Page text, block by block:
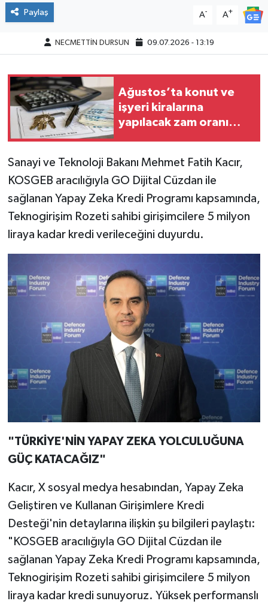
Paylaş A- A+
NECMETTİN DURSUN 09.07.2026 - 13:19
Ağustos’ta konut ve
işyeri kiralarına
yapılacak zam oranı
Sanayi ve Teknoloji Bakanı Mehmet Fatih Kacır,
KOSGEB aracılığıyla GO Dijital Cüzdan ile
sağlanan Yapay Zeka Kredi Programı kapsamında,
Teknogirişim Rozeti sahibi girişimcilere 5 milyon
liraya kadar kredi verileceğini duyurdu.
"TÜRKİYE'NİN YAPAY ZEKA YOLCULUĞUNA
GÜÇ KATACAĞIZ"
Kacır, X sosyal medya hesabından, Yapay Zeka
Geliştiren ve Kullanan Girişimlere Kredi
Desteği'nin detaylarına ilişkin şu bilgileri paylaştı:
"KOSGEB aracılığıyla GO Dijital Cüzdan ile
sağlanan Yapay Zeka Kredi Programı kapsamında,
Teknogirişim Rozeti sahibi girişimcilere 5 milyon
liraya kadar kredi sunuyoruz. Yüksek performanslı